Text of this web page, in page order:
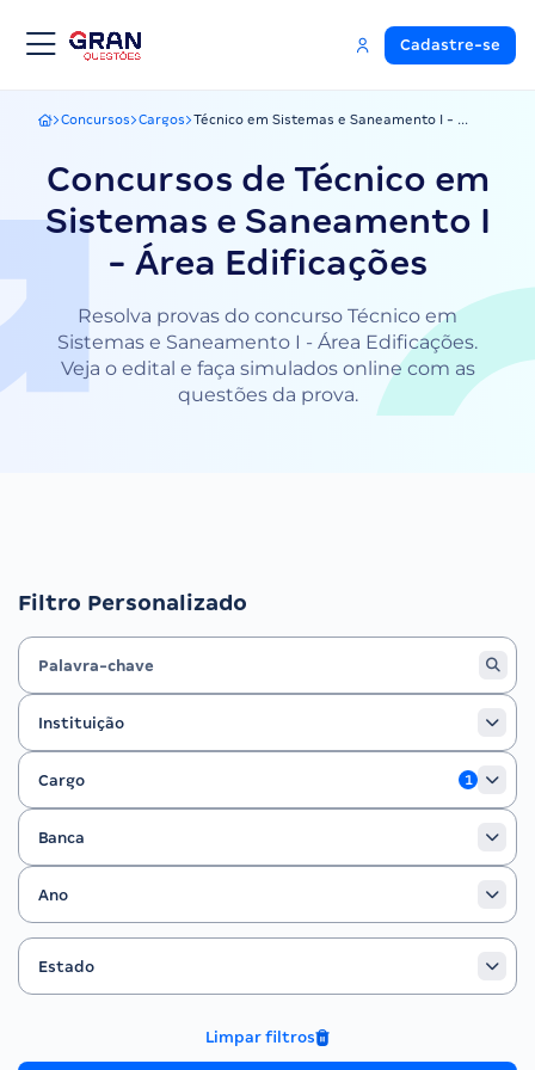
Cadastre-se
Gran Questões
Concursos Cargos Técnico em Sistemas e Saneamento I - ...
Concursos de Técnico em
Sistemas e Saneamento I
- Área Edificações
Resolva provas do concurso Técnico em
Sistemas e Saneamento I - Área Edificações.
Veja o edital e faça simulados online com as
questões da prova.
Filtro Personalizado
Instituição
Instituição
Cargo
Cargo
1
Banca
Banca
Ano
Ano
Filtrar por Estado
Estado
Estado
Limpar filtros